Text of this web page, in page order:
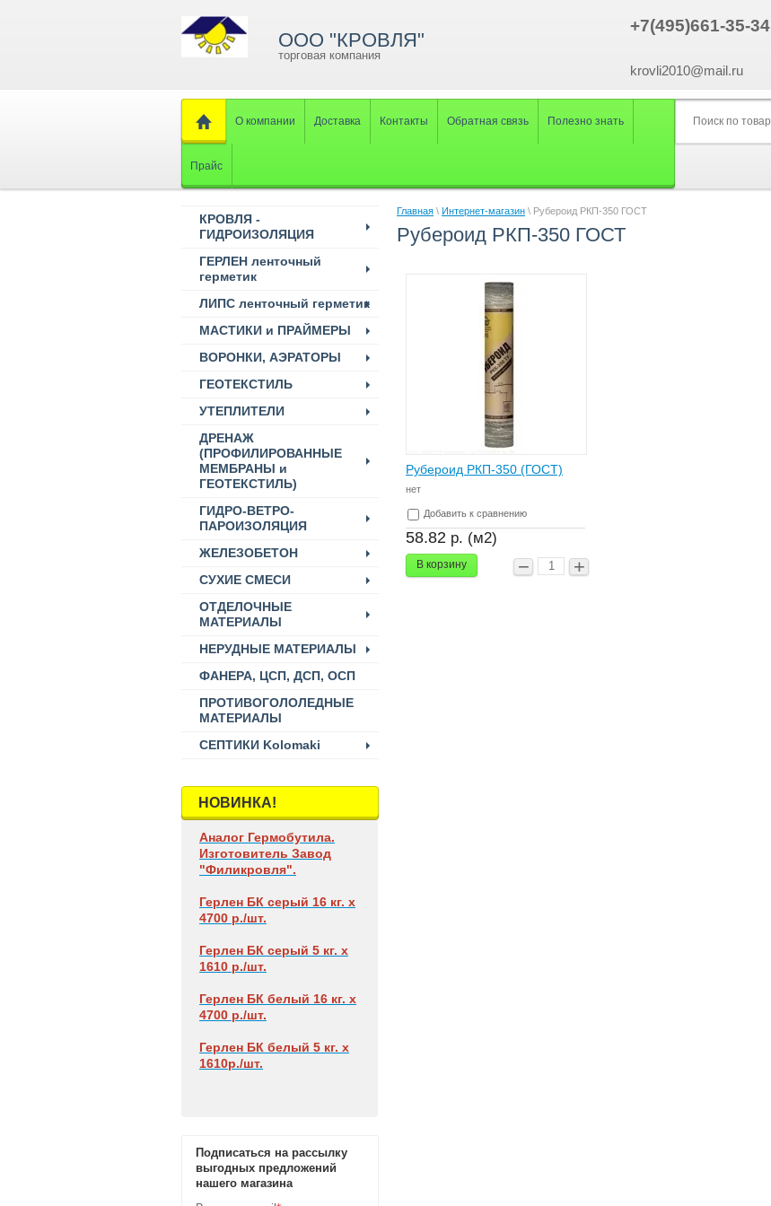
ООО "КРОВЛЯ"
торговая компания
+7(495)661-35-34
krovli2010@mail.ru
О компании Доставка Контакты Обратная связь Полезно знать
Прайс
КРОВЛЯ -
ГИДРОИЗОЛЯЦИЯ
ГЕРЛЕН ленточный
герметик
ЛИПС ленточный герметик
МАСТИКИ и ПРАЙМЕРЫ
ВОРОНКИ, АЭРАТОРЫ
ГЕОТЕКСТИЛЬ
УТЕПЛИТЕЛИ
ДРЕНАЖ
(ПРОФИЛИРОВАННЫЕ
МЕМБРАНЫ и
ГЕОТЕКСТИЛЬ)
ГИДРО-ВЕТРО-
ПАРОИЗОЛЯЦИЯ
ЖЕЛЕЗОБЕТОН
СУХИЕ СМЕСИ
ОТДЕЛОЧНЫЕ
МАТЕРИАЛЫ
НЕРУДНЫЕ МАТЕРИАЛЫ
ФАНЕРА, ЦСП, ДСП, ОСП
ПРОТИВОГОЛОЛЕДНЫЕ
МАТЕРИАЛЫ
СЕПТИКИ Kolomaki
НОВИНКА!
Аналог Гермобутила.
Изготовитель Завод
"Филикровля".
Герлен БК серый 16 кг. х
4700 р./шт.
Герлен БК серый 5 кг. х
1610 р./шт.
Герлен БК белый 16 кг. х
4700 р./шт.
Герлен БК белый 5 кг. х
1610р./шт.
Подписаться на рассылку
выгодных предложений
нашего магазина
Главная \ Интернет-магазин \ Рубероид РКП-350 ГОСТ
Рубероид РКП-350 ГОСТ
Рубероид РКП-350 (ГОСТ)
нет
Добавить к сравнению
58.82 р. (м2)
В корзину